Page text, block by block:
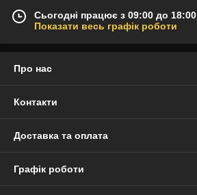
Сьогодні працює з 09:00 до 18:00
Показати весь графік роботи
Про нас
Контакти
Доставка та оплата
Графік роботи